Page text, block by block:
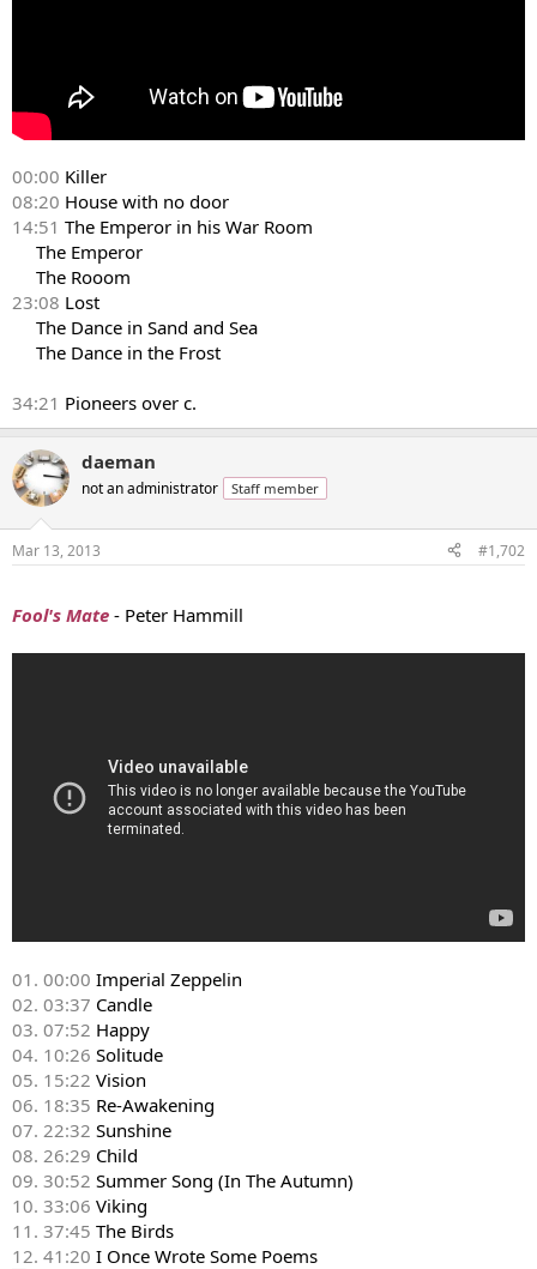
00:00 Killer
08:20 House with no door
14:51 The Emperor in his War Room
The Emperor
The Rooom​
23:08 Lost
The Dance in Sand and Sea
The Dance in the Frost
34:21 Pioneers over c.
daeman
not an administrator Staff member
Mar 13, 2013 #1,702
Fool's Mate - Peter Hammill
01. 00:00 Imperial Zeppelin
02. 03:37 Candle
03. 07:52 Happy
04. 10:26 Solitude
05. 15:22 Vision
06. 18:35 Re-Awakening
07. 22:32 Sunshine
08. 26:29 Child
09. 30:52 Summer Song (In The Autumn)
10. 33:06 Viking
11. 37:45 The Birds
12. 41:20 I Once Wrote Some Poems